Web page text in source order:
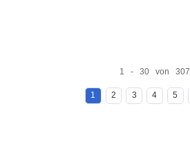
1 - 30 von 307
1 2 3 4 5